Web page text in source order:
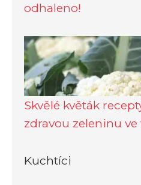
odhaleno!
Skvělé květák
zdravou zeleninu ve
Kuchtíci